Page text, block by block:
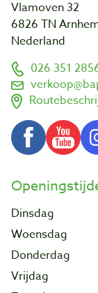
Vlamoven 32
6826 TN
Nederland
026 351
Dinsdag
Woensdag
Donderdag
Vrijdag